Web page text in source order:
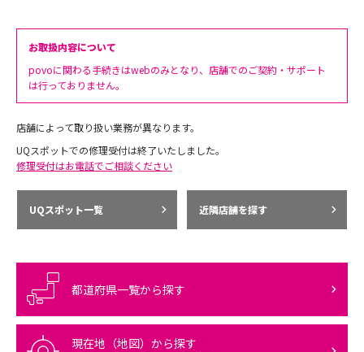
お取扱内容について
povoに関わる手続きはwebのみとなり、店舗でのご契約・サポート
は行っておりません。
店舗によって取り扱い業務が異なります。
UQスポットでの修理受付は終了いたしました。
修理受付はお電話でご相談ください
UQスポット一覧 近隣店舗を探す
都道府県一覧から探す
現在地（地図）から探す